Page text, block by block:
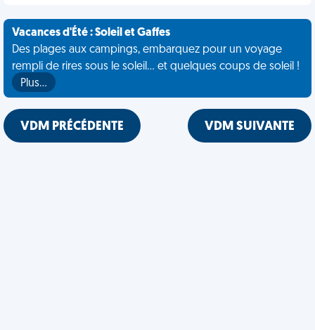
Vacances d'Été : Soleil et Gaffes
Des plages aux campings, embarquez pour un voyage
rempli de rires sous le soleil... et quelques coups de soleil !
Plus…
VDM PRÉCÉDENTE VDM SUIVANTE